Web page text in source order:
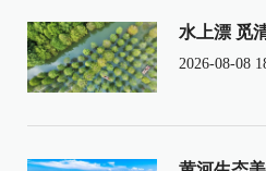
水上漂 觅
2026-08-08